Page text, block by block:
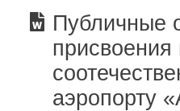
Публичные
аэропорту